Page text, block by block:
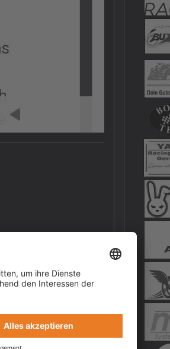
wahrnehmen .
inclusive…